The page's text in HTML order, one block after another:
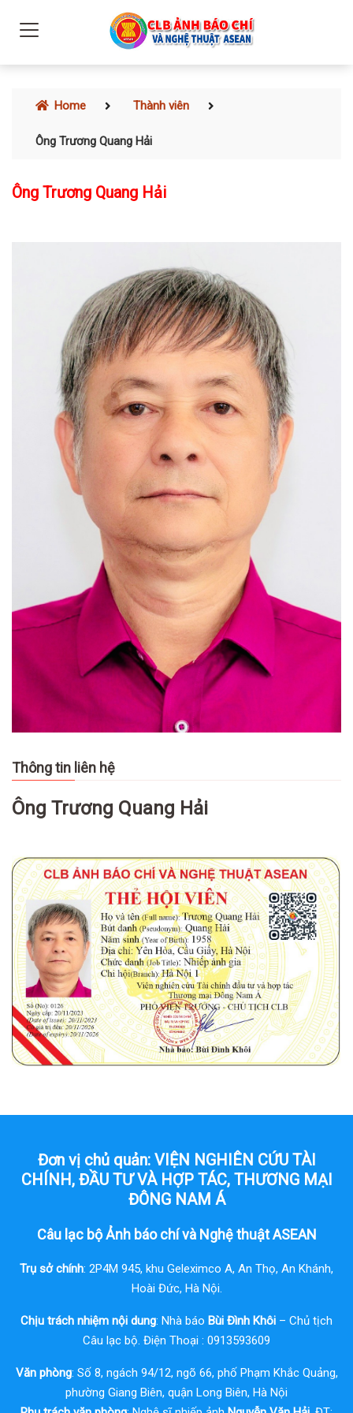
Home Thành viên
Ông Trương Quang Hải
Ông Trương Quang Hải
Thông tin liên hệ
Ông Trương Quang Hải
Đơn vị chủ quản: VIỆN NGHIÊN CỨU TÀI
CHÍNH, ĐẦU TƯ VÀ HỢP TÁC, THƯƠNG MẠI
ĐÔNG NAM Á
Câu lạc bộ Ảnh báo chí và Nghệ thuật ASEAN
Trụ sở chính: 2P4M 945, khu Geleximco A, An Thọ, An Khánh,
Hoài Đức, Hà Nội.
Chịu trách nhiệm nội dung: Nhà báo Bùi Đình Khôi – Chủ tịch
Câu lạc bộ. Điện Thoại : 0913593609
Văn phòng: Số 8, ngách 94/12, ngõ 66, phố Phạm Khắc Quảng,
phường Giang Biên, quận Long Biên, Hà Nội